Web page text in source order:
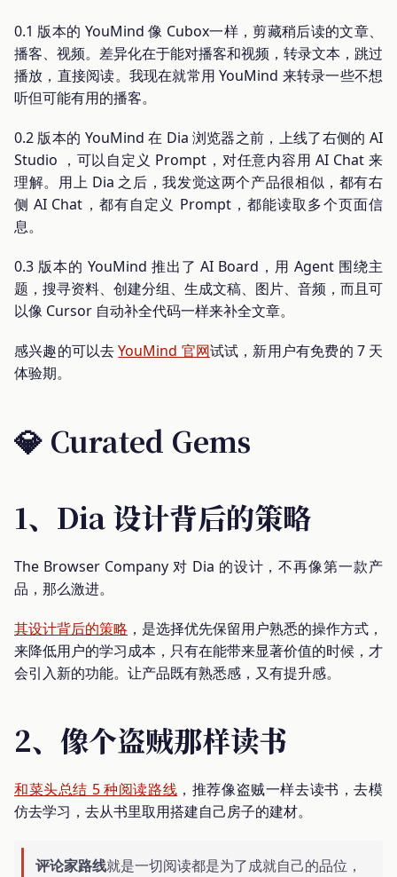
0.1 版本的 YouMind 像 Cubox一样，剪藏稍后读的文章、
播客、视频。差异化在于能对播客和视频，转录文本，跳过
播放，直接阅读。我现在就常用 YouMind 来转录一些不想
听但可能有用的播客。
0.2 版本的 YouMind 在 Dia 浏览器之前，上线了右侧的 AI
Studio ，可以自定义 Prompt，对任意内容用 AI Chat 来
理解。用上 Dia 之后，我发觉这两个产品很相似，都有右
侧 AI Chat，都有自定义 Prompt，都能读取多个页面信
息。
0.3 版本的 YouMind 推出了 AI Board，用 Agent 围绕主
题，搜寻资料、创建分组、生成文稿、图片、音频，而且可
以像 Cursor 自动补全代码一样来补全文章。
感兴趣的可以去YouMind 官网试试，新用户有免费的 7 天
体验期。
💎 Curated Gems
1、Dia 设计背后的策略
The Browser Company 对 Dia 的设计，不再像第一款产
品，那么激进。
其设计背后的策略 ，是选择优先保留用户熟悉的操作方式，
来降低用户的学习成本，只有在能带来显著价值的时候，才
会引入新的功能。让产品既有熟悉感，又有提升感。
2、像个盗贼那样读书
和菜头总结 5 种阅读路线 ，推荐像盗贼一样去读书，去模
仿去学习，去从书里取用搭建自己房子的建材。
评论家路线就是一切阅读都是为了成就自己的品位，